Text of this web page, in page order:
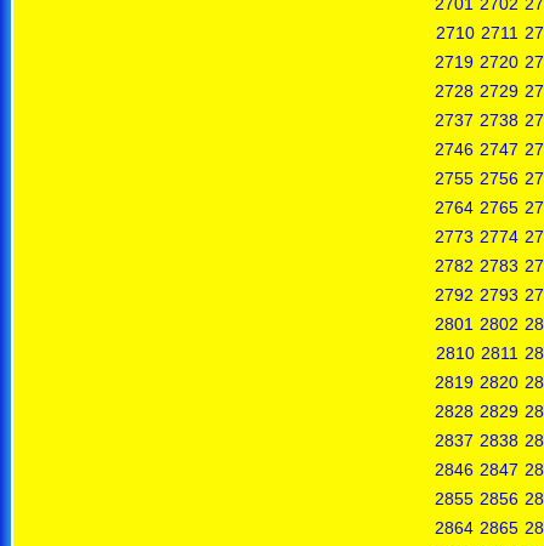
2710 2711
2719 2720
2728 2729
2737 2738
2746 2747
2755 2756
2764 2765
2773 2774
2782 2783
2792 2793
2801 2802
2810 2811
2819 2820
2828 2829
2837 2838
2846 2847
2855 2856
2864 2865